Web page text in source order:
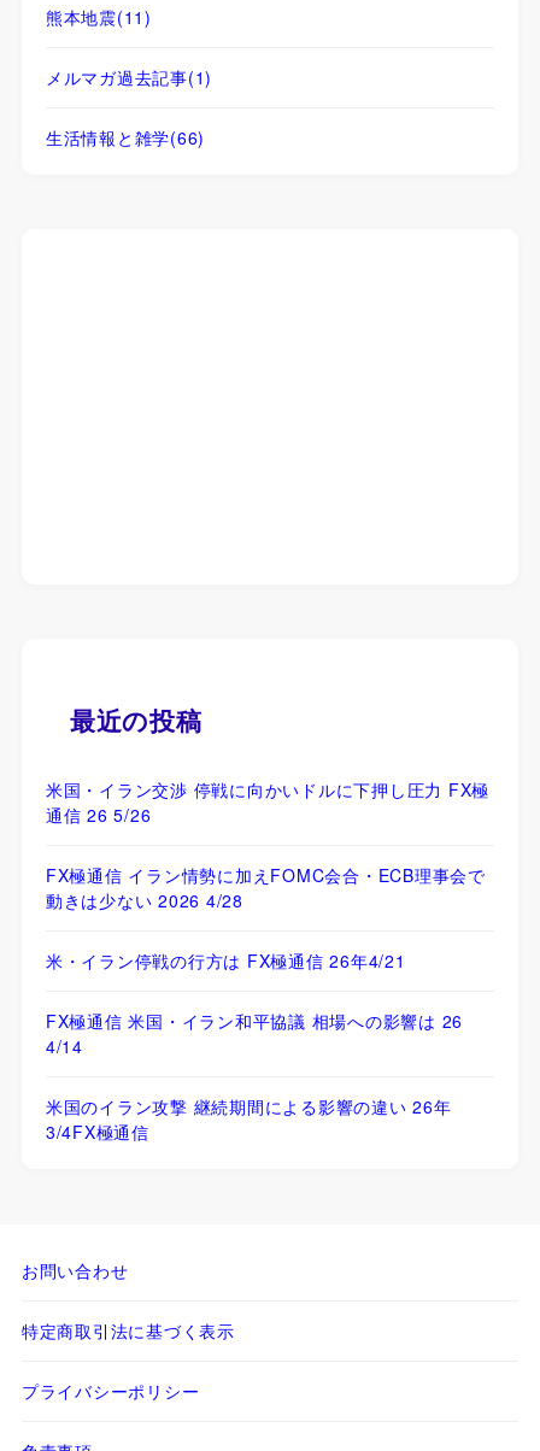
熊本地震(11)
メルマガ過去記事(1)
生活情報と雑学(66)
最近の投稿
米国・イラン交渉 停戦に向かいドルに下押し圧力 FX極
通信 26 5/26
FX極通信 イラン情勢に加えFOMC会合・ECB理事会で
動きは少ない 2026 4/28
米・イラン停戦の行方は FX極通信 26年4/21
FX極通信 米国・イラン和平協議 相場への影響は 26
4/14
米国のイラン攻撃 継続期間による影響の違い 26年
3/4FX極通信
お問い合わせ
特定商取引法に基づく表示
プライバシーポリシー